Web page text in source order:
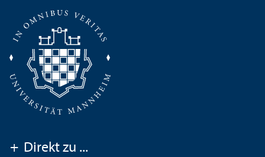
+ Direkt zu ...